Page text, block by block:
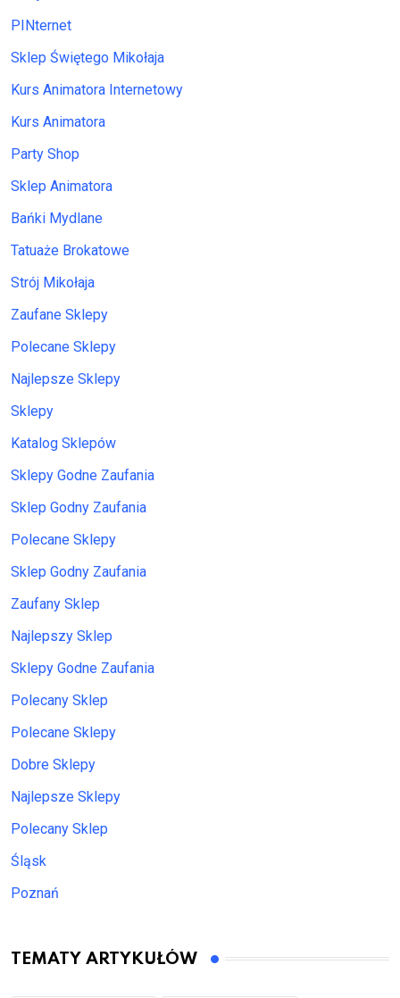
PINternet
Sklep Świętego Mikołaja
Kurs Animatora Internetowy
Kurs Animatora
Party Shop
Sklep Animatora
Bańki Mydlane
Tatuaże Brokatowe
Strój Mikołaja
Zaufane Sklepy
Polecane Sklepy
Najlepsze Sklepy
Sklepy
Katalog Sklepów
Sklepy Godne Zaufania
Sklep Godny Zaufania
Polecane Sklepy
Sklep Godny Zaufania
Zaufany Sklep
Najlepszy Sklep
Sklepy Godne Zaufania
Polecany Sklep
Polecane Sklepy
Dobre Sklepy
Najlepsze Sklepy
Polecany Sklep
Śląsk
Poznań
TEMATY ARTYKUŁÓW